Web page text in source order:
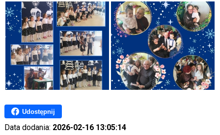
Udostępnij
Data dodania: 2026-02-16 13:05:14